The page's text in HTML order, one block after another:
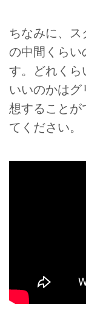
ちなみに、
の中間くらい
す。どれくら
いいのかはグ
想することが
てください。